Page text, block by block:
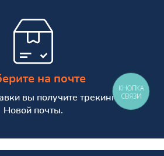
на почте
вы получите трекинг номер
Новой почты.
КНОПКА
СВЯЗИ